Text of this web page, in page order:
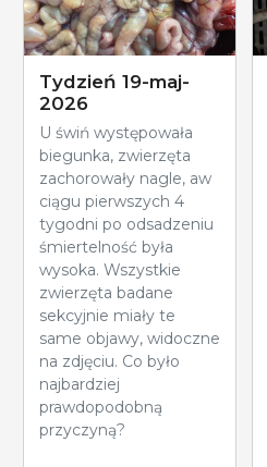
Tydzień 19-maj-
2026
U świń występowała
biegunka, zwierzęta
zachorowały nagle, aw
ciągu pierwszych 4
tygodni po odsadzeniu
śmiertelność była
wysoka. Wszystkie
zwierzęta badane
sekcyjnie miały te
same objawy, widoczne
na zdjęciu. Co było
najbardziej
prawdopodobną
przyczyną?